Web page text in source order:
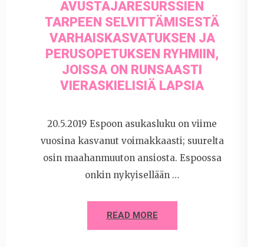
AVUSTAJARESURSSIEN
TARPEEN SELVITTÄMISESTÄ
VARHAISKASVATUKSEN JA
PERUSOPETUKSEN RYHMIIN,
JOISSA ON RUNSAASTI
VIERASKIELISIÄ LAPSIA
20.5.2019 Espoon asukasluku on viime
vuosina kasvanut voimakkaasti; suurelta
osin maahanmuuton ansiosta. Espoossa
onkin nykyisellään …
READ MORE